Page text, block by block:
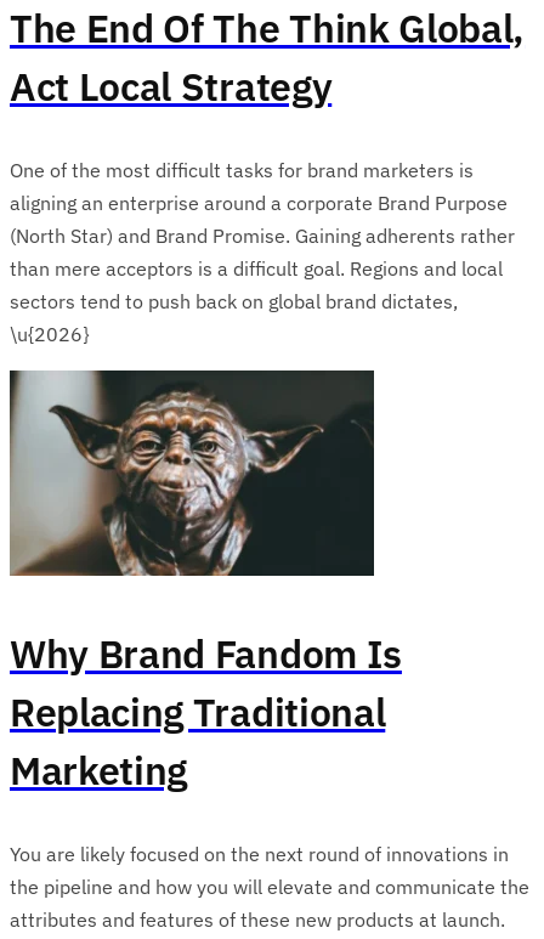
The End Of The Think Global,
Act Local Strategy
One of the most difficult tasks for brand marketers is
aligning an enterprise around a corporate Brand Purpose
(North Star) and Brand Promise. Gaining adherents rather
than mere acceptors is a difficult goal. Regions and local
sectors tend to push back on global brand dictates,
\u{2026}
Why Brand Fandom Is
Replacing Traditional
Marketing
You are likely focused on the next round of innovations in
the pipeline and how you will elevate and communicate the
attributes and features of these new products at launch.